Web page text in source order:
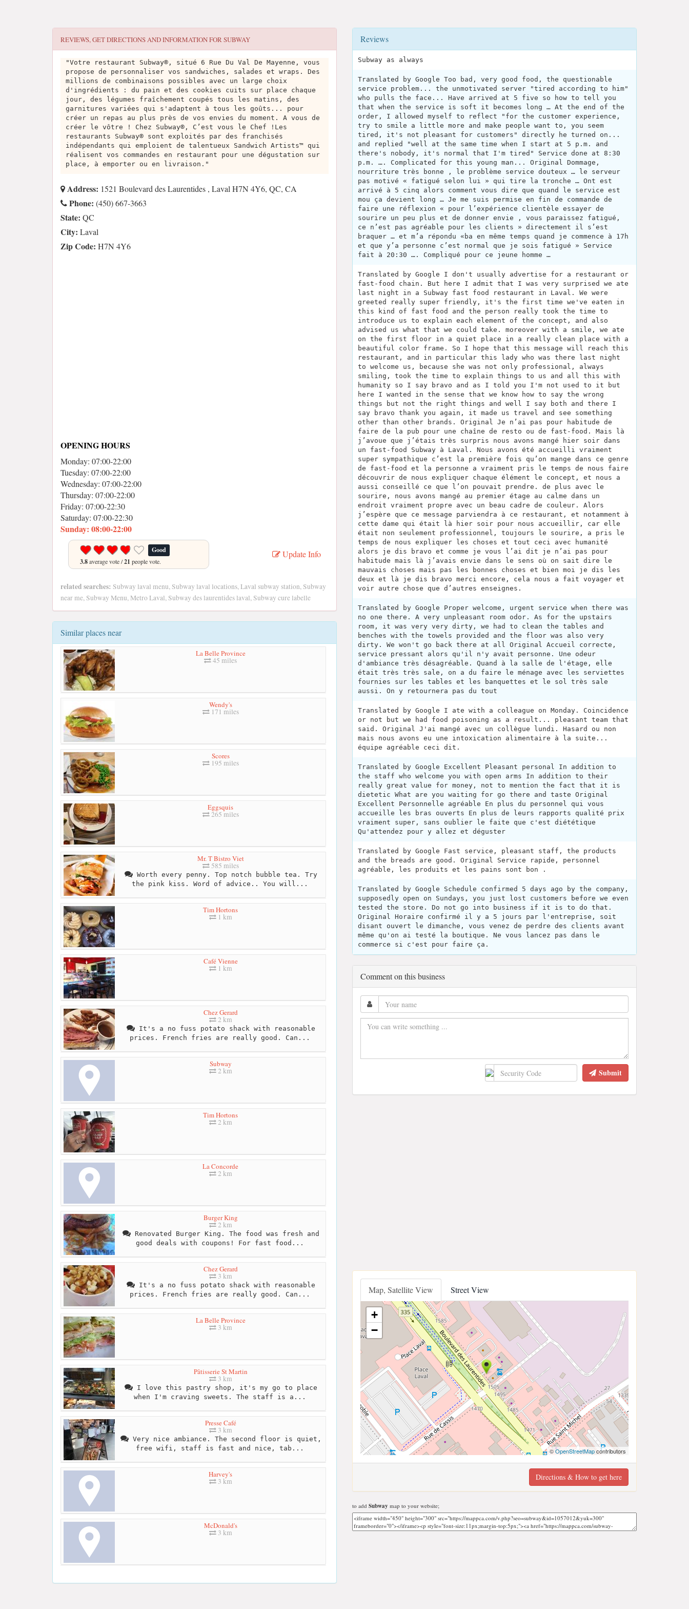
REVIEWS, GET DIRECTIONS AND INFORMATION FORSUBWAY
"Votre restaurant Subway®, situé 6 Rue Du Val De Mayenne, vous
propose de personnaliser vos sandwiches, salades et wraps. Des
millions de combinaisons possibles avec un large choix
d'ingrédients : du pain et des cookies cuits sur place chaque
jour, des légumes fraîchement coupés tous les matins, des
garnitures variées qui s'adaptent à tous les goûts... pour
créer un repas au plus près de vos envies du moment. A vous de
créer le vôtre ! Chez Subway®, C’est vous le Chef !Les
restaurants Subway® sont exploités par des franchisés
indépendants qui emploient de talentueux Sandwich Artists™ qui
réalisent vos commandes en restaurant pour une dégustation sur
place, à emporter ou en livraison."
Address: 1521 Boulevard des Laurentides , Laval H7N 4Y6, QC, CA
Phone: (450) 667-3663
State: QC
City: Laval
Zip Code: H7N 4Y6
OPENING HOURS
Monday: 07:00-22:00
Tuesday: 07:00-22:00
Wednesday: 07:00-22:00
Thursday: 07:00-22:00
Friday: 07:00-22:30
Saturday: 07:00-22:30
Sunday: 08:00-22:00
Good
3.8average vote /21 people vote.
Update Info
related searches: Subway laval menu, Subway laval locations, Laval subway station, Subway
near me, Subway Menu, Metro Laval, Subway des laurentides laval, Subway cure labelle
Similar places near
La Belle Province
45 miles
Wendy's
171 miles
Scores
195 miles
Eggsquis
265 miles
Mr. T Bistro Viet
585 miles
Worth every penny. Top notch bubble tea. Try
the pink kiss. Word of advice.. You will...
Tim Hortons
1 km
Café Vienne
1 km
Chez Gerard
2 km
It's a no fuss potato shack with reasonable
prices. French fries are really good. Can...
Subway
2 km
Tim Hortons
2 km
La Concorde
2 km
Burger King
2 km
Renovated Burger King. The food was fresh and
good deals with coupons! For fast food...
Chez Gerard
3 km
It's a no fuss potato shack with reasonable
prices. French fries are really good. Can...
La Belle Province
3 km
Pâtisserie St Martin
3 km
I love this pastry shop, it's my go to place
when I'm craving sweets. The staff is a...
Presse Café
3 km
Very nice ambiance. The second floor is quiet,
free wifi, staff is fast and nice, tab...
Harvey's
3 km
McDonald's
3 km
Reviews
Subway as always
Translated by Google Too bad, very good food, the questionable
service problem... the unmotivated server "tired according to him"
who pulls the face... Have arrived at 5 five so how to tell you
that when the service is soft it becomes long … At the end of the
order, I allowed myself to reflect "for the customer experience,
try to smile a little more and make people want to, you seem
tired, it's not pleasant for customers" directly he turned on...
and replied "well at the same time when I start at 5 p.m. and
there's nobody, it's normal that I'm tired" Service done at 8:30
p.m. …. Complicated for this young man... Original Dommage,
nourriture très bonne , le problème service douteux … le serveur
pas motivé « fatigué selon lui » qui tire la tronche … Ont est
arrivé à 5 cinq alors comment vous dire que quand le service est
mou ça devient long … Je me suis permise en fin de commande de
faire une réflexion « pour l’expérience clientèle essayer de
sourire un peu plus et de donner envie , vous paraissez fatigué,
ce n’est pas agréable pour les clients » directement il s’est
braquer … et m’a répondu «ba en même temps quand je commence à 17h
et que y’a personne c’est normal que je sois fatigué » Service
fait à 20:30 …. Compliqué pour ce jeune homme …
Translated by Google I don't usually advertise for a restaurant or
fast-food chain. But here I admit that I was very surprised we ate
last night in a Subway fast food restaurant in Laval. We were
greeted really super friendly, it's the first time we've eaten in
this kind of fast food and the person really took the time to
introduce us to explain each element of the concept, and also
advised us what that we could take. moreover with a smile, we ate
on the first floor in a quiet place in a really clean place with a
beautiful color frame. So I hope that this message will reach this
restaurant, and in particular this lady who was there last night
to welcome us, because she was not only professional, always
smiling, took the time to explain things to us and all this with
humanity so I say bravo and as I told you I'm not used to it but
here I wanted in the sense that we know how to say the wrong
things but not the right things and well I say both and there I
say bravo thank you again, it made us travel and see something
other than other brands. Original Je n’ai pas pour habitude de
faire de la pub pour une chaîne de resto ou de fast-food. Mais là
j’avoue que j’étais très surpris nous avons mangé hier soir dans
un fast-food Subway à Laval. Nous avons été accueilli vraiment
super sympathique c’est la première fois qu’on mange dans ce genre
de fast-food et la personne a vraiment pris le temps de nous faire
découvrir de nous expliquer chaque élément le concept, et nous a
aussi conseillé ce que l’on pouvait prendre. de plus avec le
sourire, nous avons mangé au premier étage au calme dans un
endroit vraiment propre avec un beau cadre de couleur. Alors
j’espère que ce message parviendra à ce restaurant, et notamment à
cette dame qui était là hier soir pour nous accueillir, car elle
était non seulement professionnel, toujours le sourire, a pris le
temps de nous expliquer les choses et tout ceci avec humanité
alors je dis bravo et comme je vous l’ai dit je n’ai pas pour
habitude mais là j’avais envie dans le sens où on sait dire le
mauvais choses mais pas les bonnes choses et bien moi je dis les
deux et là je dis bravo merci encore, cela nous a fait voyager et
voir autre chose que d’autres enseignes.
Translated by Google Proper welcome, urgent service when there was
no one there. A very unpleasant room odor. As for the upstairs
room, it was very very dirty, we had to clean the tables and
benches with the towels provided and the floor was also very
dirty. We won't go back there at all Original Accueil correcte,
service pressant alors qu'il n'y avait personne. Une odeur
d'ambiance très désagréable. Quand à la salle de l'étage, elle
était très très sale, on a du faire le ménage avec les serviettes
fournies sur les tables et les banquettes et le sol très sale
aussi. On y retournera pas du tout
Translated by Google I ate with a colleague on Monday. Coincidence
or not but we had food poisoning as a result... pleasant team that
said. Original J'ai mangé avec un collègue lundi. Hasard ou non
mais nous avons eu une intoxication alimentaire à la suite...
équipe agréable ceci dit.
Translated by Google Excellent Pleasant personal In addition to
the staff who welcome you with open arms In addition to their
really great value for money, not to mention the fact that it is
dietetic What are you waiting for go there and taste Original
Excellent Personnelle agréable En plus du personnel qui vous
accueille les bras ouverts En plus de leurs rapports qualité prix
vraiment super, sans oublier le faite que c'est diététique
Qu'attendez pour y allez et déguster
Translated by Google Fast service, pleasant staff, the products
and the breads are good. Original Service rapide, personnel
agréable, les produits et les pains sont bon .
Translated by Google Schedule confirmed 5 days ago by the company,
supposedly open on Sundays, you just lost customers before we even
tested the store. Do not go into business if it is to do that.
Original Horaire confirmé il y a 5 jours par l'entreprise, soit
disant ouvert le dimanche, vous venez de perdre des clients avant
même qu'on ai testé la boutique. Ne vous lancez pas dans le
commerce si c'est pour faire ça.
Comment on this business
Submit
Map, Satellite View Street View
+
−
©OpenStreetMapcontributors
Directions & How to get here
to add Subway map to your website;